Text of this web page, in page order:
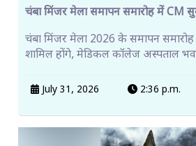
चंबा मिंजर मेला समापन समारोह में CM
चंबा मिंजर मेला 2026 के समापन
शामिल होंगे, मेडिकल कॉलेज अस्पताल
July 31, 2026 2:36 p.m.